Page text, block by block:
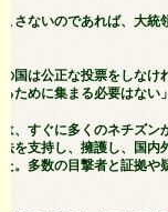
さないのであれば、大
国は公正な投票をしな
ために集まる必要はない
、すぐに多くのネチズ
を支持し、擁護し、国
。多数の目撃者と証拠